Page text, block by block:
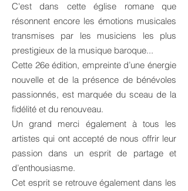
C'est dans cette église romane que
résonnent encore les émotions musicales
transmises par les musiciens les plus
prestigieux de la musique baroque...
Cette 26e édition, empreinte d’une énergie
nouvelle et de la présence de bénévoles
passionnés, est marquée du sceau de la
fidélité et du renouveau.
Un grand merci également à tous les
artistes qui ont accepté de nous offrir leur
passion dans un esprit de partage et
d’enthousiasme.
Cet esprit se retrouve également dans les